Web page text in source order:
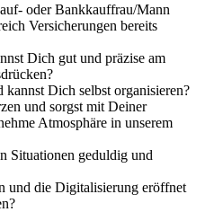
oder Bankkauffrau/Mann
Versicherungen bereits
Dich gut und präzise am
Dich selbst organisieren?
und sorgst mit Deiner
Atmosphäre in unserem
Situationen geduldig und
und die Digitalisierung eröffnet